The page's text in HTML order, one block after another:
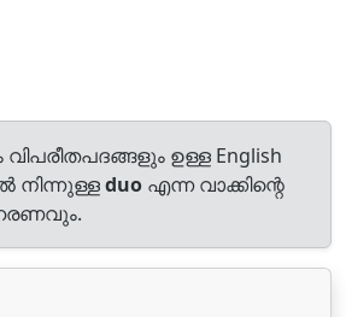
ഉള്ള English
നിന്നുള്ളduo എന്ന വാക്കിന്റെ